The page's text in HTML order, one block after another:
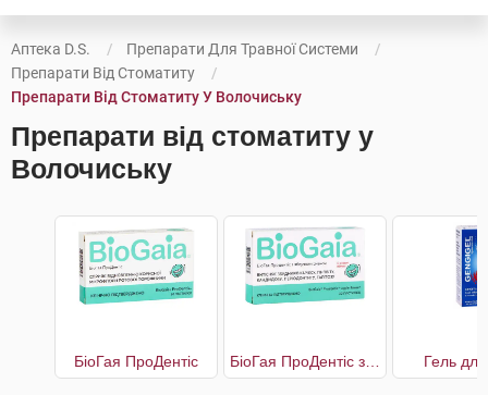
Аптека D.S.
Препарати Для Травної Системи
Препарати Від Стоматиту
Препарати Від Стоматиту У Волочиську
Препарати від стоматиту у
Волочиську
БіоГая ПроДентіс Гель